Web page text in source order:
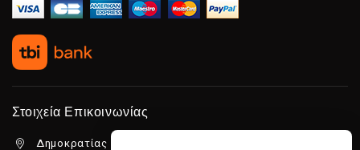
Στοιχεία Επικοινωνίας
Δημοκρατίας 5β Λιμένας Χερσονήσου, 70014